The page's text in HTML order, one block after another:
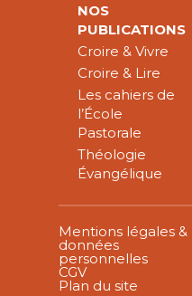
NOS
PUBLICATIONS
Croire & Vivre
Croire & Lire
Les cahiers de
l’École
Pastorale
Théologie
Évangélique
Mentions légales &
données
personnelles
CGV
Plan du site